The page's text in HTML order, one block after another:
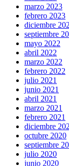
marzo 2023
febrero 2023
diciembre
septiembre
mayo 2022
abril 2022
marzo 2022
febrero 2022
julio 2021
junio 2021
abril 2021
marzo 2021
febrero 2021
diciembre
octubre 2020
septiembre
julio 2020
junio 2020